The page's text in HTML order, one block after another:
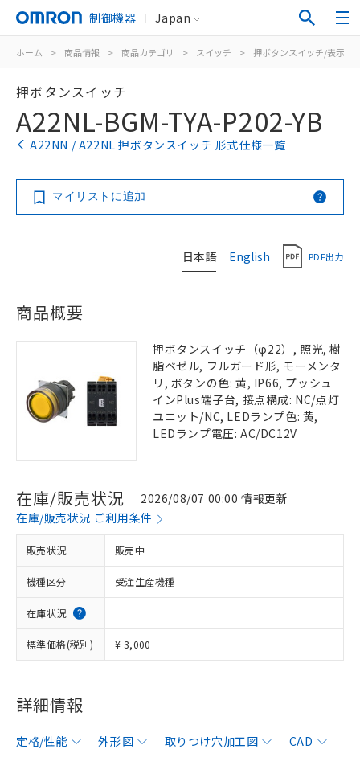
制御機器 Japan
ホーム > 商品情報 > 商品カテゴリ > スイッチ > 押ボタンスイッチ/表示灯
押ボタンスイッチ
A22NL-BGM-TYA-P202-YB
A22NN / A22NL 押ボタンスイッチ 形式仕様一覧
マイリストに追加
日本語 English PDF出力
商品概要
押ボタンスイッチ（φ22）, 照光, 樹
脂ベゼル, フルガード形, モーメンタ
リ, ボタンの色: 黄, IP66, プッシュ
インPlus端子台, 接点構成: NC/点灯
ユニット/NC, LEDランプ色: 黄,
LEDランプ電圧: AC/DC12V
在庫/販売状況
2026/08/07 00:00 情報更新
在庫/販売状況 ご利用条件
販売状況 販売中
機種区分 受注生産機種
在庫状況
標準価格(税別) ¥ 3,000
詳細情報
定格/性能 外形図 取りつけ穴加工図
CAD